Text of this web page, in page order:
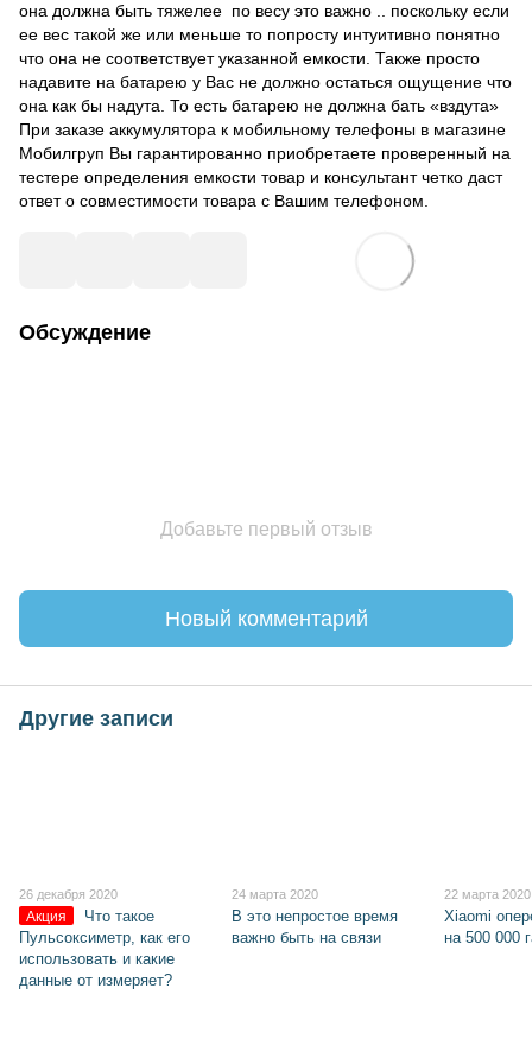
она должна быть тяжелее по весу это важно .. поскольку если
ее вес такой же или меньше то попросту интуитивно понятно
что она не соответствует указанной емкости. Также просто
надавите на батарею у Вас не должно остаться ощущение что
она как бы надута. То есть батарею не должна бать «вздута»
При заказе аккумулятора к мобильному телефоны в магазине
Мобилгруп Вы гарантированно приобретаете проверенный на
тестере определения емкости товар и консультант четко даст
ответ о совместимости товара с Вашим телефоном.
Обсуждение
Добавьте первый отзыв
Новый комментарий
Другие записи
26 декабря 2020
Акция
Что такое
Пульсоксиметр, как его
использовать и какие
данные от измеряет?
24 марта 2020
В это непростое время
важно быть на связи
22 марта 2020
Xiaomi
на 500 000